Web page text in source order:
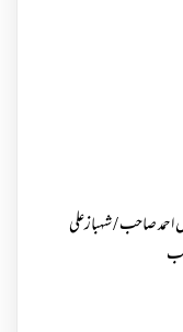
احمد صاحب / شہبازعلی